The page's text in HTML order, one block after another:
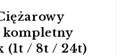
kompletny
(1t / 8t / 24t)